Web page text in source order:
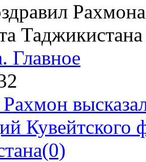
Таджикистана
Главное
Кувейтского
(0)